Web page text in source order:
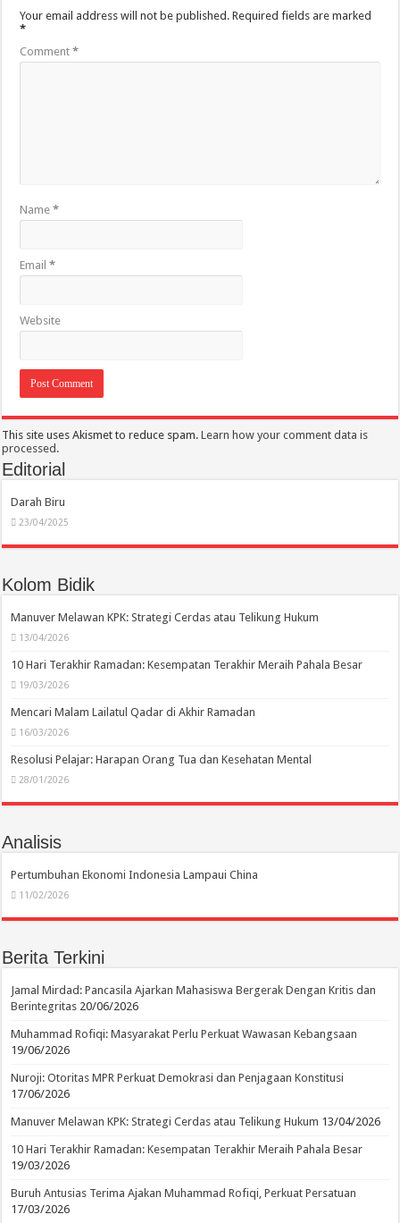
Your email address will not be published. Required fields are marked
*
Comment*
Name*
Email*
Website
This site uses Akismet to reduce spam.Learn how your comment data is
processed.
Editorial
Darah Biru
23/04/2025
Kolom Bidik
Manuver Melawan KPK: Strategi Cerdas atau Telikung Hukum
13/04/2026
10 Hari Terakhir Ramadan: Kesempatan Terakhir Meraih Pahala Besar
19/03/2026
Mencari Malam Lailatul Qadar di Akhir Ramadan
16/03/2026
Resolusi Pelajar: Harapan Orang Tua dan Kesehatan Mental
28/01/2026
Analisis
Pertumbuhan Ekonomi Indonesia Lampaui China
11/02/2026
Berita Terkini
Jamal Mirdad: Pancasila Ajarkan Mahasiswa Bergerak Dengan Kritis dan
Berintegritas 20/06/2026
Muhammad Rofiqi: Masyarakat Perlu Perkuat Wawasan Kebangsaan
19/06/2026
Nuroji: Otoritas MPR Perkuat Demokrasi dan Penjagaan Konstitusi
17/06/2026
Manuver Melawan KPK: Strategi Cerdas atau Telikung Hukum 13/04/2026
10 Hari Terakhir Ramadan: Kesempatan Terakhir Meraih Pahala Besar
19/03/2026
Buruh Antusias Terima Ajakan Muhammad Rofiqi, Perkuat Persatuan
17/03/2026